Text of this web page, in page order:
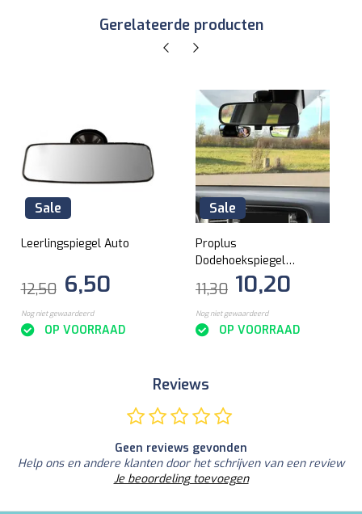
Gerelateerde producten
Sale
Leerlingspiegel Auto
12,50 6,50
Nog niet gewaardeerd
OP VOORRAAD
Sale
Proplus
Dodehoekspiegel
rechthoekig (2 stuks)
11,30 10,20
Nog niet gewaardeerd
OP VOORRAAD
Reviews
Geen reviews gevonden
Help ons en andere klanten door het schrijven van een review
Je beoordeling toevoegen